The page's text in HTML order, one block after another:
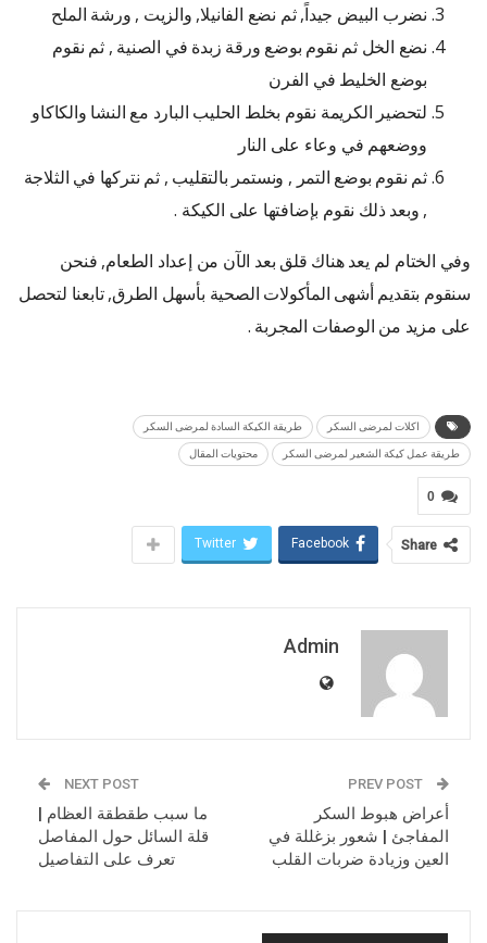
نضرب البيض جيداً, ثم نضع الفانيلا, والزيت , ورشة الملح
نضع الخل ثم نقوم بوضع ورقة زبدة في الصنية , ثم نقوم
بوضع الخليط في الفرن
لتحضير الكريمة نقوم بخلط الحليب البارد مع النشا والكاكاو
ووضعهم في وعاء على النار
ثم نقوم بوضع التمر , ونستمر بالتقليب , ثم نتركها في الثلاجة
, وبعد ذلك نقوم بإضافتها على الكيكة .
وفي الختام لم يعد هناك قلق بعد الآن من إعداد الطعام, فنحن
سنقوم بتقديم أشهى المأكولات الصحية بأسهل الطرق, تابعنا لتحصل
على مزيد من الوصفات المجربة .
اكلات لمرضى السكر طريقة الكيكة السادة لمرضى السكر
طريقة عمل كيكة الشعير لمرضى السكر محتويات المقال
0
Share
Facebook
Twitter
Admin
أعراض هبوط السكر
المفاجئ | شعور بزغللة في
العين وزيادة ضربات القلب
NEXT POST
ما سبب طقطقة العظام |
قلة السائل حول المفاصل
تعرف على التفاصيل